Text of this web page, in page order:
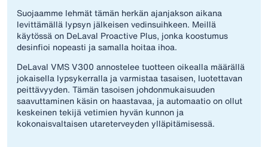
Suojaamme lehmät tämän herkän ajanjakson aikana
levittämällä lypsyn jälkeisen vedinsuihkeen. Meillä
käytössä on DeLaval Proactive Plus, jonka koostumus
desinfioi nopeasti ja samalla hoitaa ihoa.
DeLaval VMS V300 annostelee tuotteen oikealla määrällä
jokaisella lypsykerralla ja varmistaa tasaisen, luotettavan
peittävyyden. Tämän tasoisen johdonmukaisuuden
saavuttaminen käsin on haastavaa, ja automaatio on ollut
keskeinen tekijä vetimien hyvän kunnon ja
kokonaisvaltaisen utareterveyden ylläpitämisessä.